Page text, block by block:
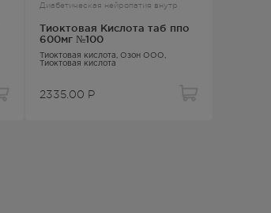
Диабетическая нейропатия внутр
Тиоктовая Кислота таб ппо
600мг №100
Тиоктовая кислота , Озон ООО,
Тиоктовая кислота
2335.00 Р